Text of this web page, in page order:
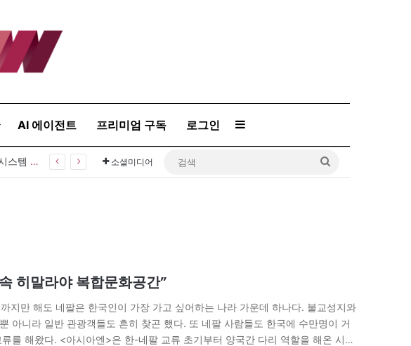
AI 에이전트 프리미엄 구독 로그인 Sidebar
소셜미디어
히말라야 복합문화공간”
지만 해도 네팔은 한국인이 가장 가고 싶어하는 나라 가운데 하나다. 불교성지와
아니라 일반 관광객들도 흔히 찾곤 했다. 또 네팔 사람들도 한국에 수만명이 거
를 해왔다. <아시아엔>은 한-네팔 교류 초기부터 양국간 다리 역할을 해온 시토